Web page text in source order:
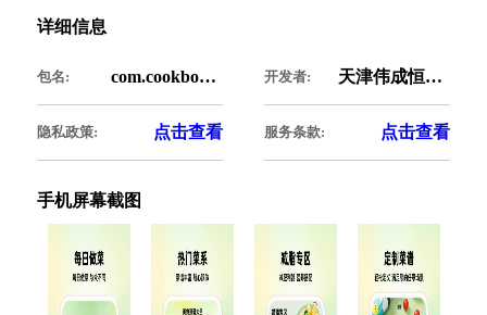
详细信息
包名: com.cookbookhkfy.cate
隐私政策: 点击查看
开发者: 天津伟成恒通科技有限公司
服务条款: 点击查看
手机屏幕截图